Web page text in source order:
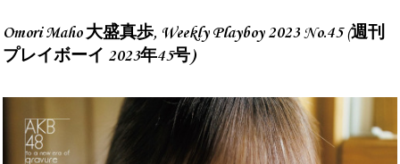
Omori Maho 大盛真歩, Weekly Playboy 2023 No.45 (週刊
プレイボーイ 2023年45号)